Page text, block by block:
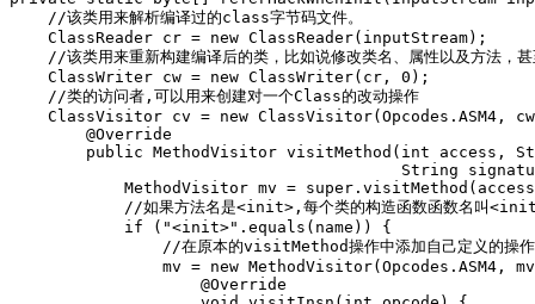
//该类用来解析编译过的class字节码文件。
ClassReader cr = new ClassReader( inputStream);
//该类用来重新构建编译后的类，比如说修改类名、属性以及方法，
ClassWriter cw = new ClassWriter( cr , 0 );
//类的访问者,可以用来创建对一个Class的改动操作
ClassVisitor cv = new ClassVisitor( Opcodes . ASM4 ,
cw
@Override
public MethodVisitor visitMethod ( int access ,
String
MethodVisitor mv = super . visitMethod ( access
//如果方法名是<init>,每个类的构造函数函数名叫
if
( "<init>" . equals ( name ))
{
//在原本的visitMethod操作中添加自己定义的操作
mv = new MethodVisitor( Opcodes . ASM4 ,
mv
@Override